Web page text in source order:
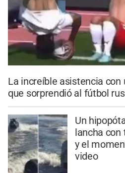
La increíble asistencia
que sorprendió al fútbol
Un
lancha con
y el
video